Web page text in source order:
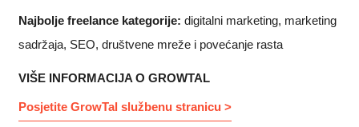
Najbolje freelance kategorije: digitalni marketing, marketing
sadržaja, SEO, društvene mreže i povećanje rasta
VIŠE INFORMACIJA O GROWTAL
Posjetite GrowTal službenu stranicu >